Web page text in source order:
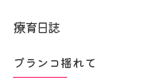
療育日誌
ブランコ揺れて